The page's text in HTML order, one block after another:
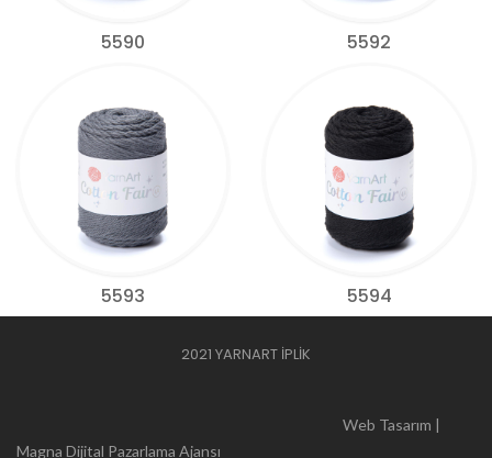
5590 5592
5593 5594
2021 YARNART İPLİK
Web Tasarım |
Magna Dijital Pazarlama Ajansı